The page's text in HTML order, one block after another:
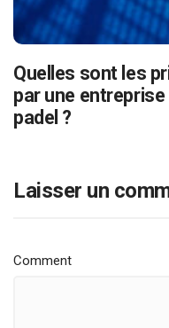
Quelles sont les
par une
padel ?
Laisser un
Comment